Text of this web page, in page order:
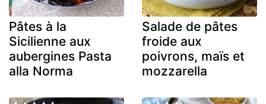
Pâtes à la
Sicilienne aux
aubergines Pasta
alla Norma
Salade de pâtes
froide aux
poivrons, maïs et
mozzarella